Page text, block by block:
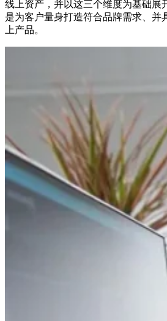
线上资产，并以这三个维度为基础展
是为客户量身打造符合品牌需求、并
上产品。